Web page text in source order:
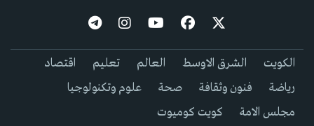
الكويت الشرق الاوسط العالم تعليم
اقتصاد
رياضة
فنون وثقافة صحة
علوم وتكنولوجيا
مجلس الامة
كويت كوميوت